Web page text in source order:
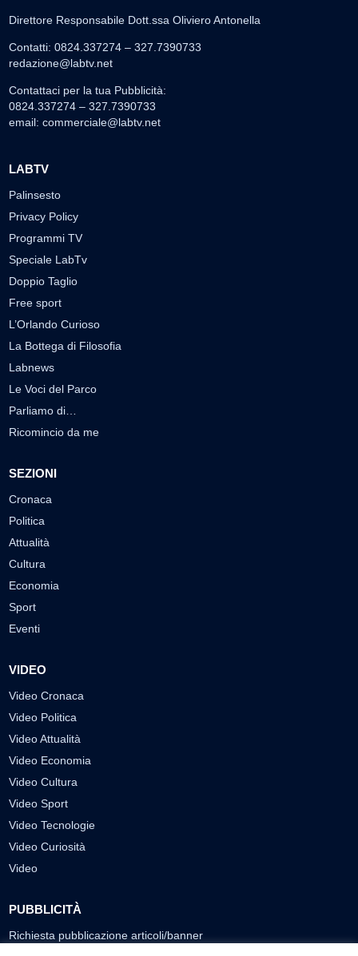
Direttore Responsabile Dott.ssa Oliviero Antonella
Contatti: 0824.337274 – 327.7390733
redazione@labtv.net
Contattaci per la tua Pubblicità:
0824.337274 – 327.7390733
email: commerciale@labtv.net
LABTV
Palinsesto
Privacy Policy
Programmi TV
Speciale LabTv
Doppio Taglio
Free sport
L’Orlando Curioso
La Bottega di Filosofia
Labnews
Le Voci del Parco
Parliamo di…
Ricomincio da me
SEZIONI
Cronaca
Politica
Attualità
Cultura
Economia
Sport
Eventi
VIDEO
Video Cronaca
Video Politica
Video Attualità
Video Economia
Video Cultura
Video Sport
Video Tecnologie
Video Curiosità
Video
PUBBLICITÀ
Richiesta pubblicazione articoli/banner